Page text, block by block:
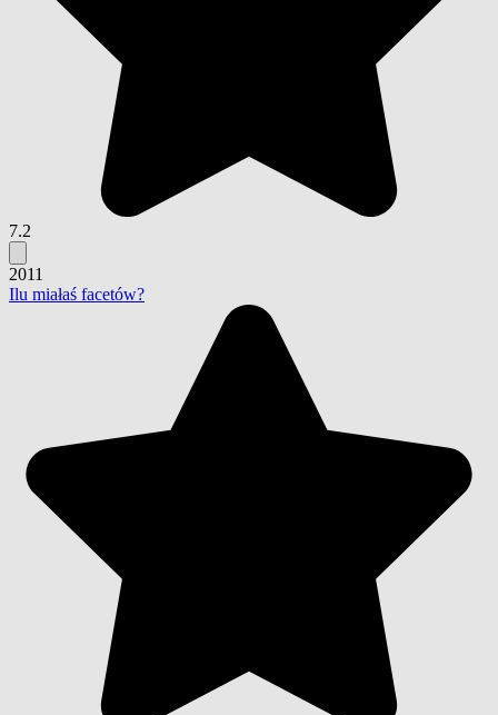
7.2
2011
Ilu miałaś facetów?